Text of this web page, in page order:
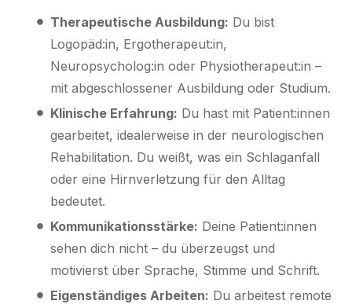
Therapeutische Ausbildung: Du bist
Logopäd:in, Ergotherapeut:in,
Neuropsycholog:in oder Physiotherapeut:in –
mit abgeschlossener Ausbildung oder Studium.
Klinische Erfahrung: Du hast mit Patient:innen
gearbeitet, idealerweise in der neurologischen
Rehabilitation. Du weißt, was ein Schlaganfall
oder eine Hirnverletzung für den Alltag
bedeutet.
Kommunikationsstärke: Deine Patient:innen
sehen dich nicht – du überzeugst und
motivierst über Sprache, Stimme und Schrift.
Eigenständiges Arbeiten: Du arbeitest remote